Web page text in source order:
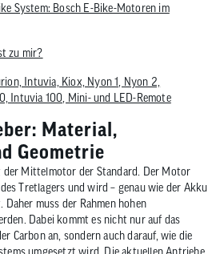
System: Bosch E-Bike-Motoren im
zu mir?
Intuvia, Kiox, Nyon 1, Nyon 2,
Intuvia 100, Mini- und LED-Remote
Material,
Geometrie
der Mittelmotor der Standard. Der Motor
Tretlagers und wird – genau wie der Akku
muss der Rahmen hohen
Dabei kommt es nicht nur auf das
Carbon an, sondern auch darauf, wie die